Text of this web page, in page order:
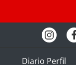
Diario Perfil